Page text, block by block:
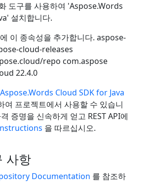
도구를 사용하여 'Aspose.Words
설치합니다.
이 종속성을 추가합니다. aspose-
cloud-releases
repo com.aspose
22.4.0
Aspose.Words Cloud SDK for Java
여 프로젝트에서 사용할 수 있습니
증명을 신속하게 얻고 REST API에
을 따르십시오.
사항
Documentation 를 참조하